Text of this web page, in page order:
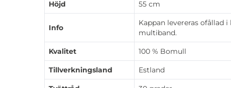
Höjd 55 cm
Info
Kappan levereras ofållad
multiband.
Kvalitet 100 % Bomull
Tillverkningsland Estland